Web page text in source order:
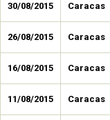
30/08/2015 Caracas
26/08/2015 Caracas
16/08/2015 Caracas
11/08/2015 Caracas